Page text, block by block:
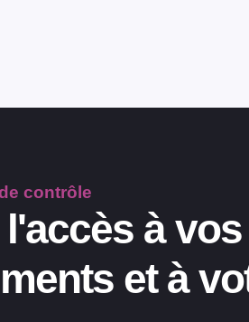
contrôle
l'accès à vos
et à